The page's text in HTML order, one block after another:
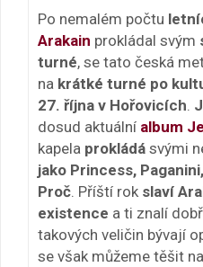
Po nemalém počtu
Arakain prokládal svým
turné, se tato česká
na krátké turné po
27. října v Hořovicích
dosud aktuální album
kapela prokládá svými
jako Princess,
Proč . Příští rok slaví
existence a ti znalí
takových veličin bývají
se však můžeme těšit